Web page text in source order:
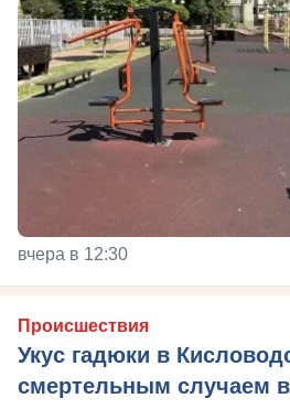
вчера в 12:30
Происшествия
Укус гадюки в
смертельным случаем